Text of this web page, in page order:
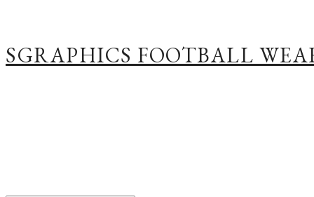
SGRAPHICS FOOTBALL